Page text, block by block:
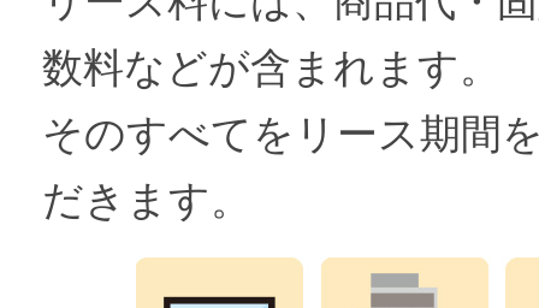
数料などが含まれます。
そのすべてをリース期間
だきます。